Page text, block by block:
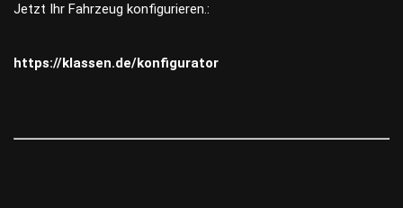
Jetzt Ihr Fahrzeug konfigurieren.:
https://klassen.de/konfigurator